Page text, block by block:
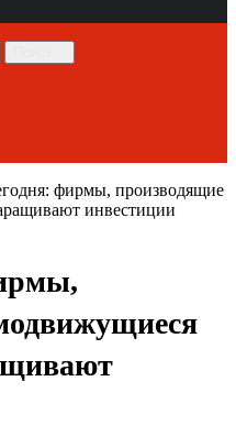
фирмы, производящие
инвестиции